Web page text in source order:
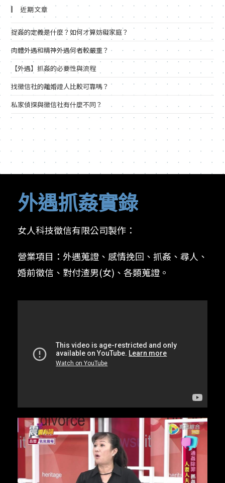
近期文章
捉姦的定義是什麼？如何才算妨礙家庭？
肉體外遇和精神外遇何者較嚴重？
【外遇】抓姦的必要性與流程
找徵信社的離婚證人比較可靠嗎？
私家偵探與徵信社有什麼不同？
外遇抓姦實錄
女人科技徵信有限公司製作：
營業項目：外遇蒐證、感情挽回、抓姦、尋人、
婚前徵信、對付渣男(女)、各類蒐證。